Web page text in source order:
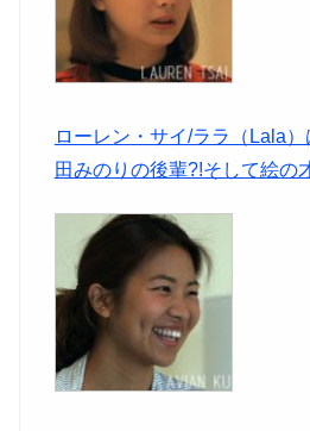
ローレン・サイ/ララ（Lala
田みのりの後輩?!そして絵の